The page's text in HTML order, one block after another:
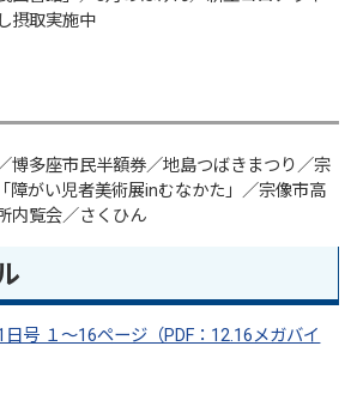
摂取実施中
博多座市民半額券／地島つばきまつり／宗
障がい児者美術展inむなかた」／宗像市高
内覧会／さくひん
号 １～16ページ（PDF：12.16メガバイ